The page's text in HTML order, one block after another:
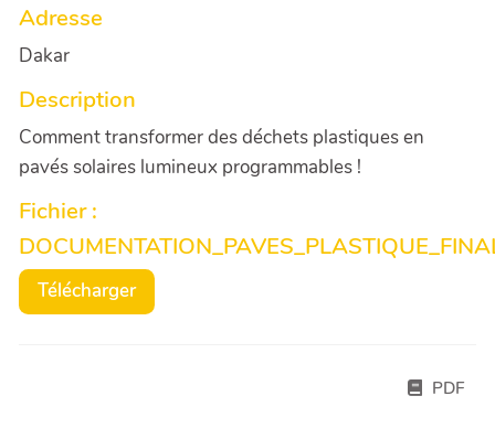
Adresse
Dakar
Description
Comment transformer des déchets plastiques en
pavés solaires lumineux programmables !
Fichier :
Télécharger
PDF